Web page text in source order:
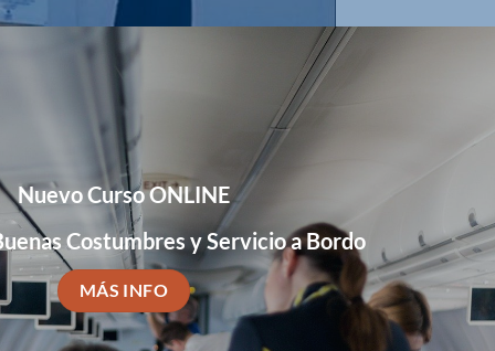
Nuevo Curso ONLINE
Costumbres y Servicio a Bordo
MÁS INFO